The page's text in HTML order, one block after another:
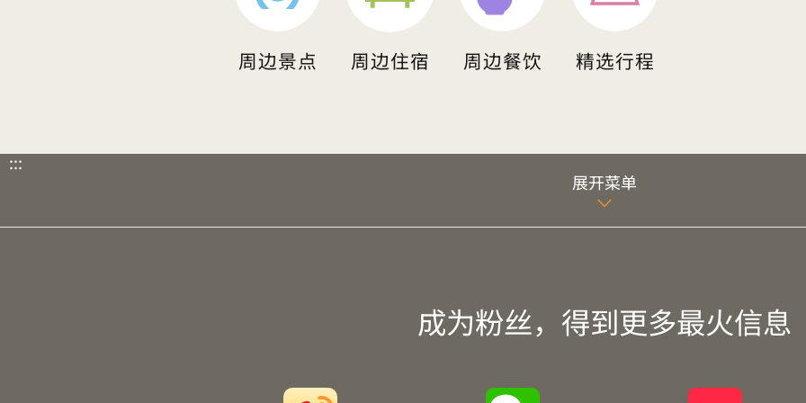
周边景点 周边住宿 周边餐饮 精选行程
:::
展开菜单
成为粉丝，得到更多最火信息